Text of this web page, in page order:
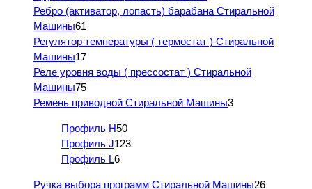
Ребро (активатор, лопасть) барабана Стиральной
Машины61
Регулятор температуры ( термостат ) Стиральной
Машины17
Реле уровня воды ( прессостат ) Стиральной
Машины75
Ремень приводной Стиральной Машины3
Профиль H50
Профиль J123
Профиль L6
Ручка выбора программ Стиральной Машины26